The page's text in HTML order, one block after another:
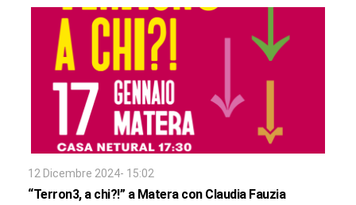
12 Dicembre 2024- 15:02
“Terron3, a chi?!” a Matera con Claudia Fauzia